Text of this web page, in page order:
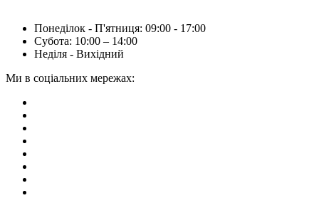
Понеділок - П'ятниця: 09:00 - 17:00
Субота: 10:00 – 14:00
Неділя - Вихідний
Ми в соціальних мережах: